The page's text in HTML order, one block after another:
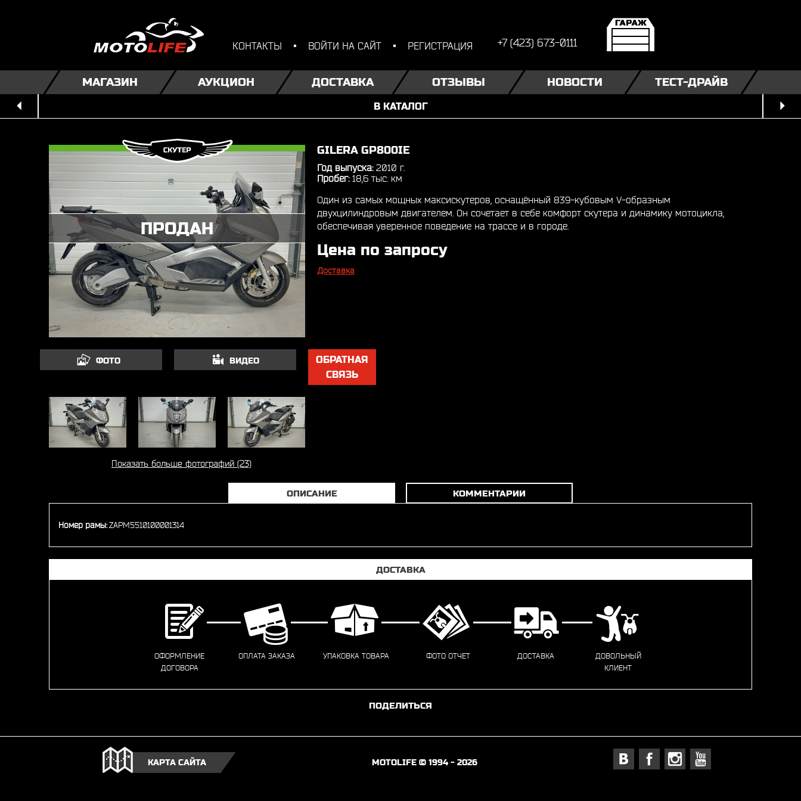
КОНТАКТЫ ВОЙТИ НА САЙТ РЕГИСТРАЦИЯ +7 (423) 673-0111
МАГАЗИН АУКЦИОН ДОСТАВКА ОТЗЫВЫ НОВОСТИ ТЕСТ-ДРАЙВ
В КАТАЛОГ
GILERA GP800IE
Год выпуска:2010 г.
Пробег:18,6 тыс. км
Один из самых мощных максискутеров, оснащённый 839-кубовым V-образным
двухцилиндровым двигателем. Он сочетает в себе комфорт скутера и динамику мотоцикла,
обеспечивая уверенное поведение на трассе и в городе.
Цена по запросу
Доставка
ФОТО ВИДЕО
ОБРАТНАЯ
СВЯЗЬ
Показать больше фотографий (23)
ОПИСАНИЕ КОММЕНТАРИИ
Номер рамы:ZAPM5510100001314
ДОСТАВКА
ОФОРМЛЕНИЕ
ДОГОВОРА
ОПЛАТА ЗАКАЗА УПАКОВКА ТОВАРА ФОТО ОТЧЕТ ДОСТАВКА
ДОВОЛЬНЫЙ
КЛИЕНТ
ПОДЕЛИТЬСЯ
КАРТА САЙТА MOTOLIFE © 1994 - 2026